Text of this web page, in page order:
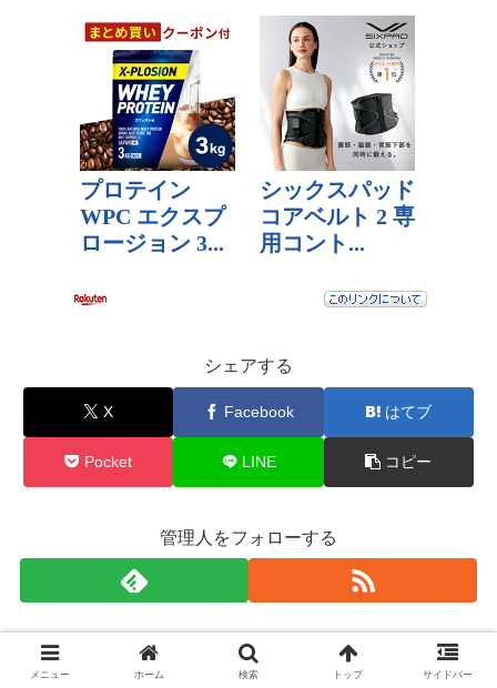
シェアする
X Facebook はてブ
Pocket LINE コピー
管理人をフォローする
メニュー ホーム 検索 トップ サイドバー